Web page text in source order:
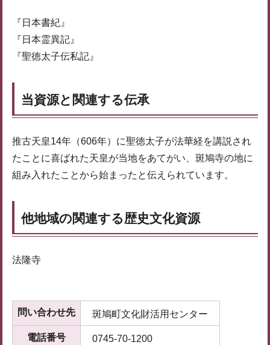
『日本書紀』
『日本霊異記』
『聖徳太子伝私記』
当資源と関連する伝承
推古天皇14年（606年）に聖徳太子が法華経を講説され
たことに喜ばれた天皇が当地をあてがい、斑鳩寺の地に
組み入れたことから始まったと伝えられています。
他地域の関連する歴史文化資源
法隆寺
問い合わせ先 斑鳩町文化財活用センター
電話番号 0745-70-1200